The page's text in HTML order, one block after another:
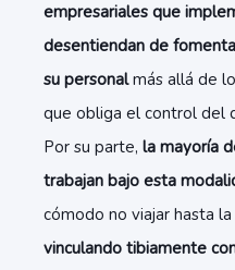
empresariales que
desentiendan de
su personalmás allá de
que obliga el control del
Por su parte, la mayoría
trabajan bajo esta
cómodo no viajar hasta la
vinculando tibiamente